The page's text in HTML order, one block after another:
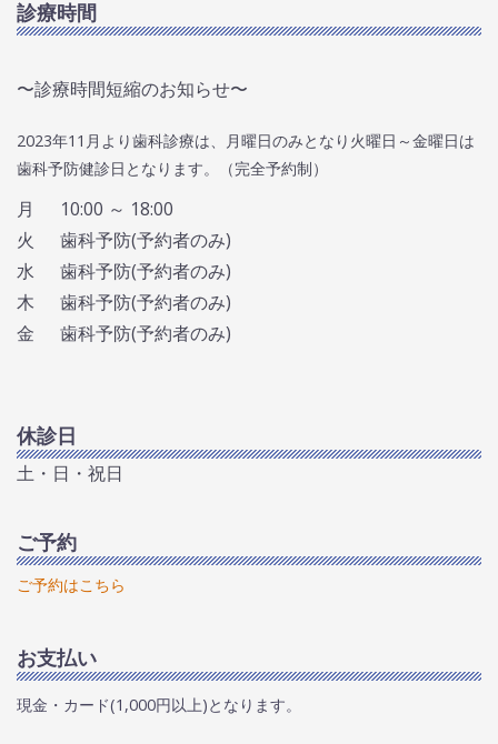
診療時間
〜診療時間短縮のお知らせ〜
2023年11月より歯科診療は、月曜日のみとなり火曜日～金曜日は
歯科予防健診日となります。（完全予約制）
月
10:00 ～ 18:00
火
歯科予防(予約者のみ)
水
歯科予防(予約者のみ)
木
歯科予防(予約者のみ)
金
歯科予防(予約者のみ)
休診日
土・日・祝日
ご予約
ご予約はこちら
お支払い
現金・カード(1,000円以上)となります。